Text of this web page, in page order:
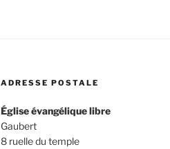
ADRESSE POSTALE
Église évangélique libre
Gaubert
8 ruelle du temple